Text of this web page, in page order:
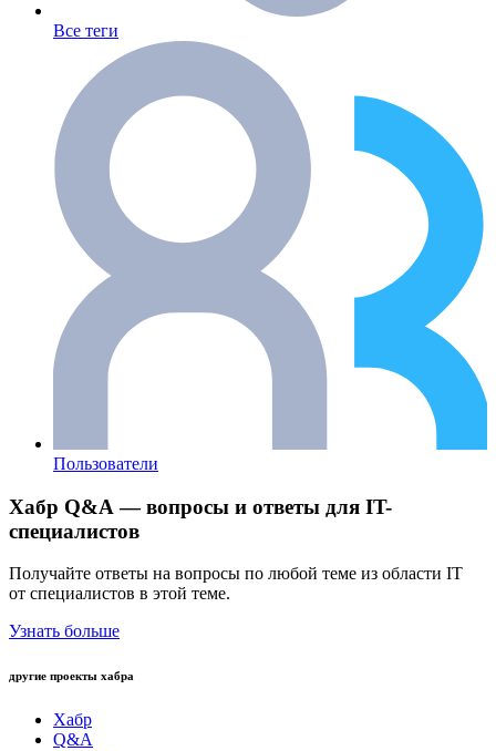
Все теги
Пользователи
Хабр Q&A — вопросы и ответы для IT-
специалистов
Получайте ответы на вопросы по любой теме из области IT
от специалистов в этой теме.
Узнать больше
другие проекты хабра
Хабр
Q&A